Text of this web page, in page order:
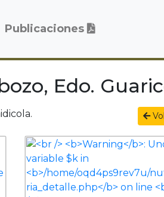
Publicaciones
Edo.